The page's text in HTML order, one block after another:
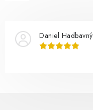
Daniel Hadbavný